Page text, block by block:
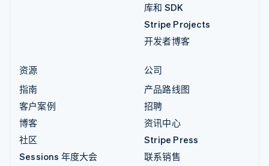
库和 SDK
Stripe Projects
开发者博客
资源
指南
客户案例
博客
社区
Sessions 年度大会
公司
产品路线图
招聘
资讯中心
Stripe Press
联系销售